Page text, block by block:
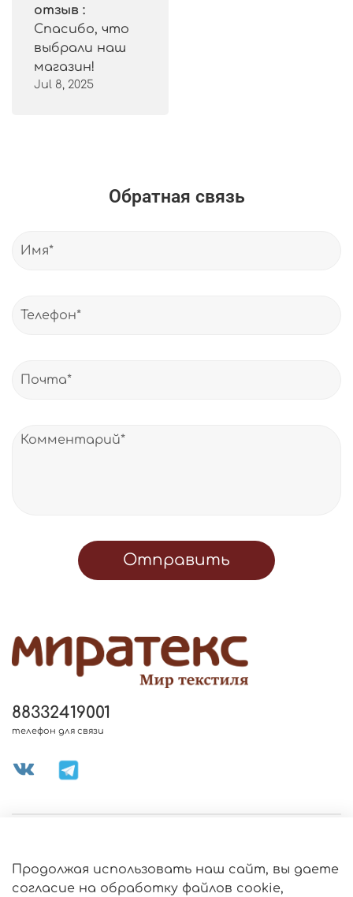
отзыв :
Спасибо, что
выбрали наш
магазин!
Jul 8, 2025
Обратная связь
Отправить
ИНФОРМАЦИЯ
88332419001
телефон для связи
Продолжая использовать наш сайт, вы даете
согласие на обработку файлов cookie,